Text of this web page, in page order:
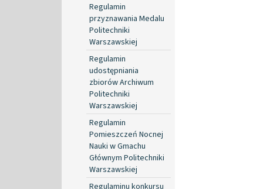
Regulamin
przyznawania Medalu
Politechniki
Warszawskiej
Regulamin
udostępniania
zbiorów Archiwum
Politechniki
Warszawskiej
Regulamin
Pomieszczeń Nocnej
Nauki w Gmachu
Głównym Politechniki
Warszawskiej
Regulaminu konkursu